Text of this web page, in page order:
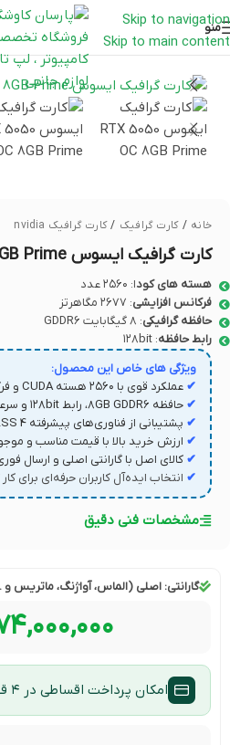
Skip to navigation
Skip to main content
منو
خانه / کارت گرافیک / کارت گرافیک nvidia
کارت گرافیک ایسوس RTX 5050 OC 8GB Prime
هسته‌ های کودا: ۲۵۶۰ عدد
فرکانس افزایشی: ۲۶۷۷ مگاهرتز
حافظه گرافیکی: ۸ گیگابایت GDDR6
رابط حافظه: ۱۲۸bit
ویژگی های خاص این محصول:
✔ عملکرد قوی با ۲۵۶۰ هسته CUDA و فرکانس افزایشی ۲۶۷۷ مگاهرتز
✔ حافظه 8GB GDDR6، رابط ۱۲۸bit و سرعت انتقال ۲۰ گیگابیت بر ثانیه
✔ پشتیبانی از فناوری‌های پیشرفته DLSS 4 و Ray Tracing نسل جدید
✔ ارزش خرید بالا با قیمت مناسب و
✔ کالای اصل با گارانتی اصلی و ارسال
✔ انتخاب ایده‌آل کاربران حرفه‌ای برای
مشخصات فنی دقیق
گارانتی: اصلی (الماس، آواژنگ، ماتریس و
امکان پرداخت اقساطی در ۴ قسط